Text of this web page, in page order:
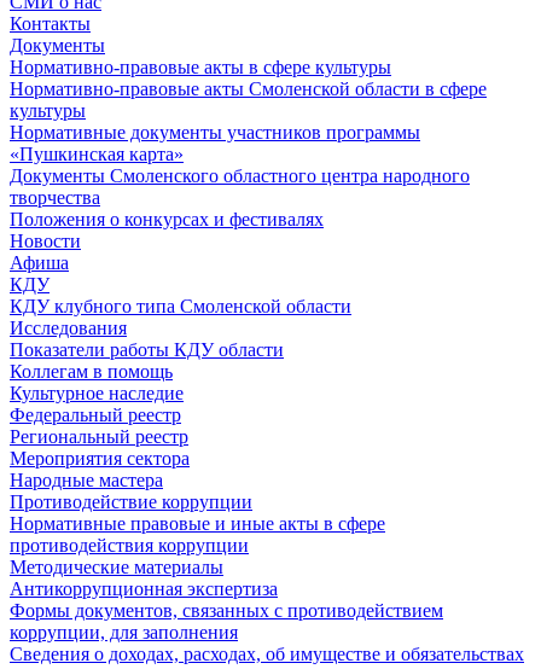
Контакты
Документы
Нормативно-правовые акты в сфере культуры
Нормативно-правовые акты Смоленской области в сфере
культуры
Нормативные документы участников программы
«Пушкинская карта»
Документы Смоленского областного центра народного
творчества
Положения о конкурсах и фестивалях
Новости
Афиша
КДУ
КДУ клубного типа Смоленской области
Исследования
Показатели работы КДУ области
Коллегам в помощь
Культурное наследие
Федеральный реестр
Региональный реестр
Мероприятия сектора
Народные мастера
Противодействие коррупции
Нормативные правовые и иные акты в сфере
противодействия коррупции
Методические материалы
Антикоррупционная экспертиза
Формы документов, связанных с противодействием
коррупции, для заполнения
Сведения о доходах, расходах, об имуществе и обязательствах